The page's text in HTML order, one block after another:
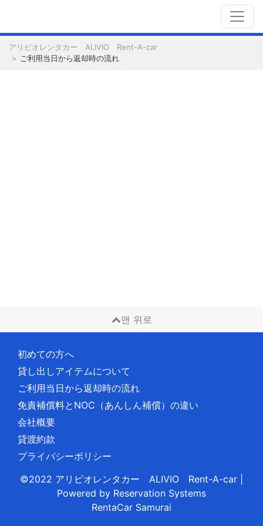
アリビオレンタカー ALIVIO Rent-A-car
ご利用当日から返却時の流れ
맨 위로
初めての方へ
貸し出しアイテムについて
ご利用当日から返却時の流れ
免責補償料とNOC（あんしん補償）の違い
会社概要
貸渡約款
プライバシーポリシー
©2022 アリビオレンタカー ALIVIO Rent-A-car
Powered by Reservation Systems
RentaCar Samurai